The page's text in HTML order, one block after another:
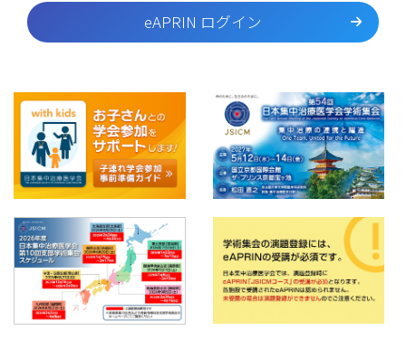
eAPRIN ログイン